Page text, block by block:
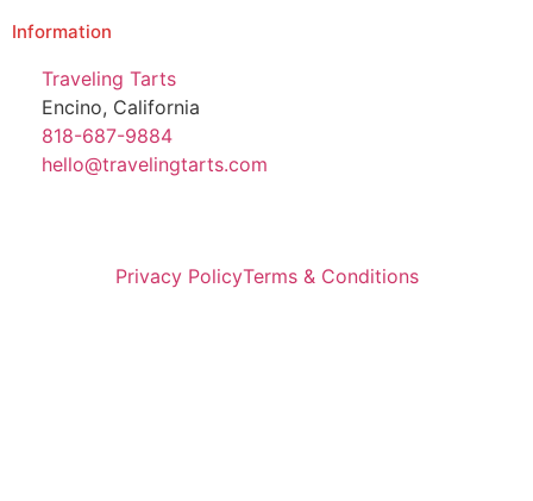
Information
Traveling Tarts
Encino, California
818-687-9884
hello@travelingtarts.com
Privacy PolicyTerms & Conditions